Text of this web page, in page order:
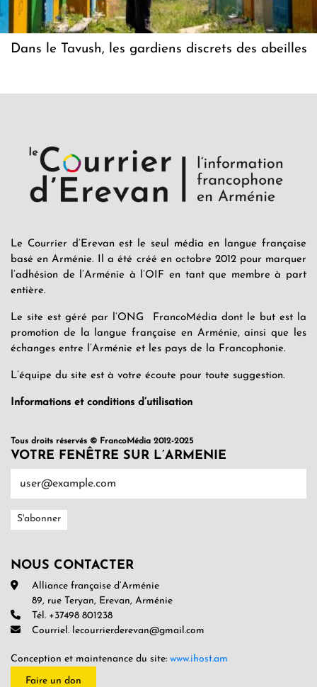
Dans le Tavush, les gardiens discrets des abeilles
Le Courrier d’Erevan est le seul média en langue française
basé en Arménie. Il a été créé en octobre 2012 pour marquer
l’adhésion de l’Arménie à l’OIF en tant que membre à part
entière.
Le site est géré par l’ONG FrancoMédia dont le but est la
promotion de la langue française en Arménie, ainsi que les
échanges entre l’Arménie et les pays de la Francophonie.
L’équipe du site est à votre écoute pour toute suggestion.
Informations et conditions d’utilisation
Tous droits réservés © FrancoMédia 2012-2025
VOTRE FENÊTRE SUR L’ARMENIE
NOUS CONTACTER
Alliance française d’Arménie
89, rue Teryan, Erevan, Arménie
Tél. +37498 801238
Courriel. lecourrierderevan@gmail.com
Conception et maintenance du site: www.ihost.am
Faire un don